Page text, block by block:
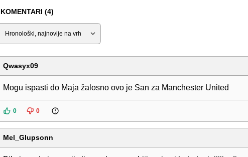
KOMENTARI (4)
Qwasyx09
Mogu ispasti do Maja žalosno ovo je San za Manchester United
0 0
Mel_Glupsonn